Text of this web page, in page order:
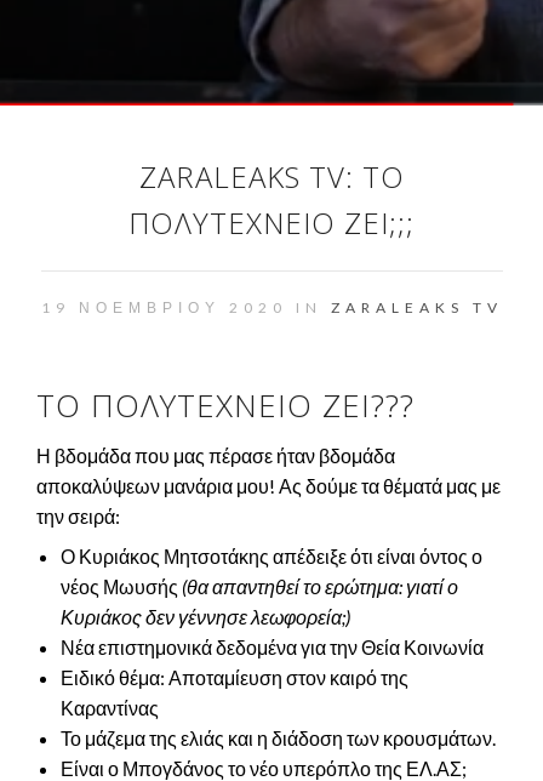
ZARALEAKS TV: ΤΟ
ΠΟΛΥΤΕΧΝΕΊΟ ΖΕΙ;;;
19 ΝΟΕΜΒΡΊΟΥ 2020 IN ZARALEAKS TV
ΤΟ ΠΟΛΥΤΕΧΝΕΙΟ ΖΕΙ???
Η βδομάδα που μας πέρασε ήταν βδομάδα
αποκαλύψεων μανάρια μου! Ας δούμε τα θέματά μας με
την σειρά:
Ο Κυριάκος Μητσοτάκης απέδειξε ότι είναι όντος ο
νέος Μωυσής (θα απαντηθεί το ερώτημα: γιατί ο
Κυριάκος δεν γέννησε λεωφορεία;)
Νέα επιστημονικά δεδομένα για την Θεία Κοινωνία
Ειδικό θέμα: Αποταμίευση στον καιρό της
Καραντίνας
Το μάζεμα της ελιάς και η διάδοση των κρουσμάτων.
Είναι ο Μπογδάνος το νέο υπερόπλο της ΕΛ.ΑΣ;